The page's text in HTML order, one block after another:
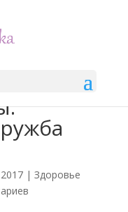
| Здоровье